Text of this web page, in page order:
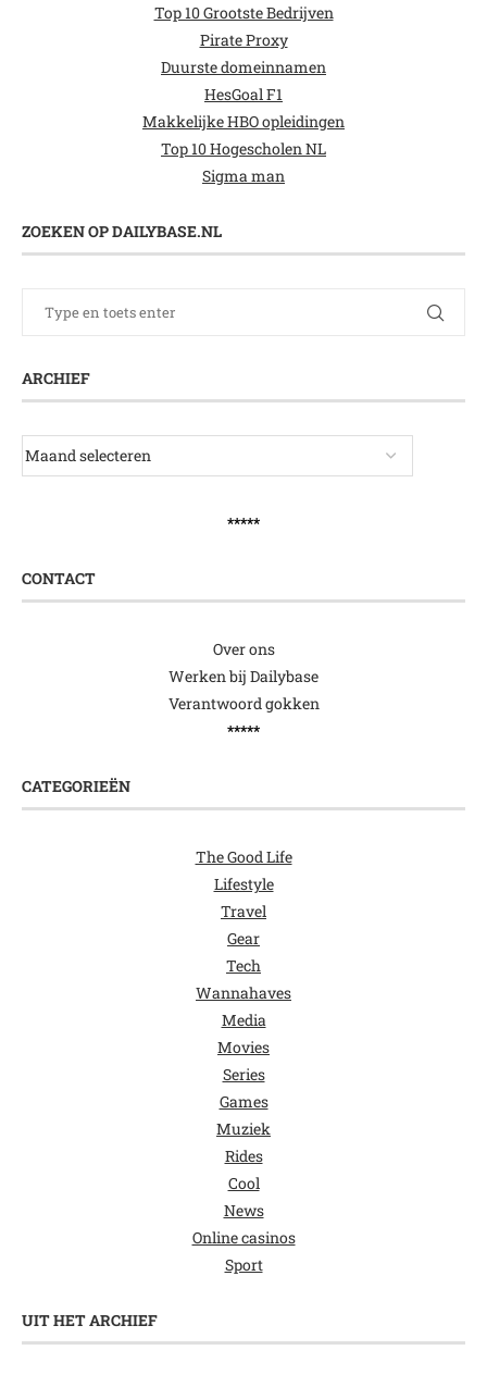
Top 10 Grootste Bedrijven
Pirate Proxy
Duurste domeinnamen
HesGoal F1
Makkelijke HBO opleidingen
Top 10 Hogescholen NL
Sigma man
ZOEKEN OP DAILYBASE.NL
ARCHIEF
*****
CONTACT
Over ons
Werken bij Dailybase
Verantwoord gokken
*****
CATEGORIEËN
The Good Life
Lifestyle
Travel
Gear
Tech
Wannahaves
Media
Movies
Series
Games
Muziek
Rides
Cool
News
Online casinos
Sport
UIT HET ARCHIEF